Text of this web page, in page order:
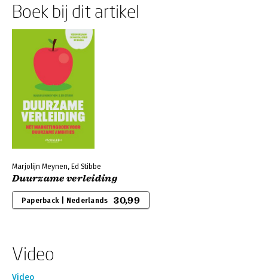
Boek bij dit artikel
Marjolijn Meynen, Ed Stibbe
Duurzame verleiding
Paperback | Nederlands 30,99
Video
Video